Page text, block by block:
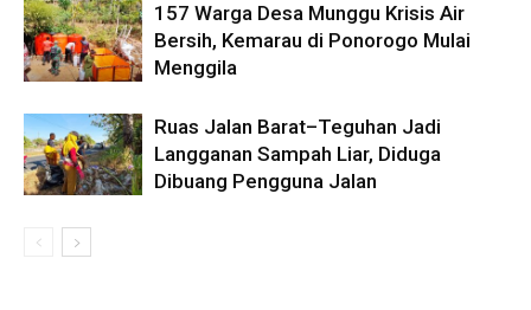
157 Warga Desa Munggu Krisis Air
Bersih, Kemarau di Ponorogo Mulai
Menggila
Ruas Jalan Barat–Teguhan Jadi
Langganan Sampah Liar, Diduga
Dibuang Pengguna Jalan